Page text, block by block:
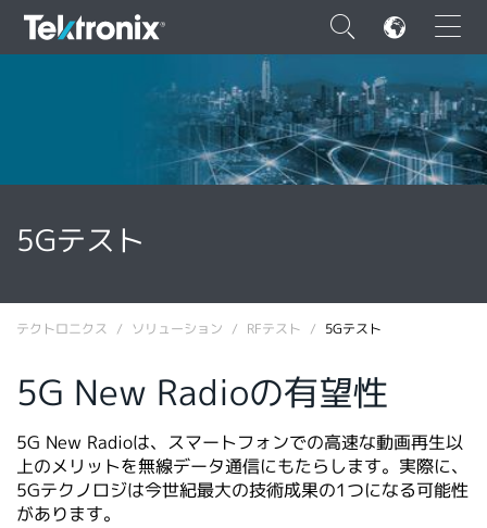
×
FRANÇAIS
VIỆT NAM
简体中文
韓国語
繁體中文
5Gテスト
テクトロニクス ソリューション RFテスト 5Gテスト
5G New Radioの有望性
5G New Radioは、スマートフォンでの高速な動画再生以
上のメリットを無線データ通信にもたらします。実際に、
5Gテクノロジは今世紀最大の技術成果の1つになる可能性
があります。